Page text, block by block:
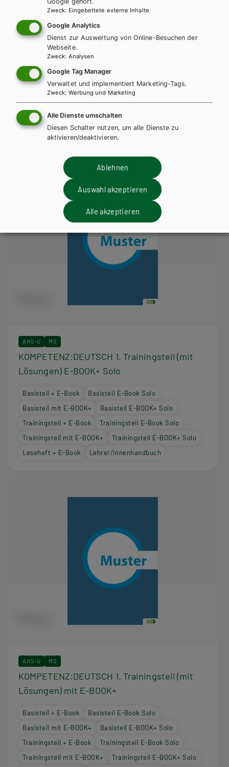
AHS-U MS
KOMPETENZ:DEUTSCH 1. Trainingsteil (mit
Lösungen)
Basisteil + E-Book
Basisteil E-Book Solo
Basisteil mit E-BOOK+
Basisteil E-BOOK+ Solo
Trainingsteil + E-Book
Trainingsteil E-Book Solo
Trainingsteil mit E-BOOK+
Trainingsteil E-BOOK+ Solo
Leseheft + E-Book
Lehrer/innenhandbuch
AHS-U MS
KOMPETENZ:DEUTSCH 1. Trainingsteil (mit
Lösungen) E-BOOK+ Solo
Basisteil + E-Book
Basisteil E-Book Solo
Basisteil mit E-BOOK+
Basisteil E-BOOK+ Solo
Trainingsteil + E-Book
Trainingsteil E-Book Solo
Trainingsteil mit E-BOOK+
Trainingsteil E-BOOK+ Solo
Leseheft + E-Book
Lehrer/innenhandbuch
AHS-U MS
KOMPETENZ:DEUTSCH 1. Trainingsteil (mit
Lösungen) mit E-BOOK+
Basisteil + E-Book
Basisteil E-Book Solo
Basisteil mit E-BOOK+
Basisteil E-BOOK+ Solo
Trainingsteil + E-Book
Trainingsteil E-Book Solo
Trainingsteil mit E-BOOK+
Trainingsteil E-BOOK+ Solo
Google gehört.
Zweck: Eingebettete externe Inhalte
Google Analytics
Dienst zur Auswertung von Online-Besuchen der
Webseite.
Zweck: Analysen
Google Tag Manager
Verwaltet und implementiert Marketing-Tags.
Zweck: Werbung und Marketing
Alle Dienste umschalten
Diesen Schalter nutzen, um alle Dienste zu
aktivieren/deaktivieren.
Ablehnen
Auswahl akzeptieren
Alle akzeptieren